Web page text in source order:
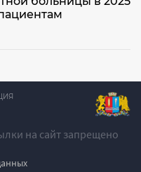
на сайт запрещено